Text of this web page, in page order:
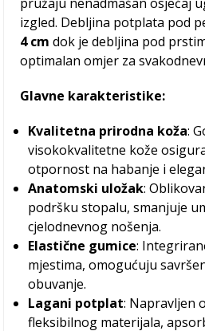
izgled. Debljina potplata pod
4 cm dok je debljina pod
optimalan omjer za
Glavne karakteristike:
Kvalitetna prirodna koža:
visokokvalitetne kože
otpornost na habanje i
Anatomski uložak:
podršku stopalu, smanjuje
cjelodnevnog nošenja.
Elastične gumice:
mjestima, omogućuju
obuvanje.
Lagani potplat: Napravljen
fleksibilnog materijala,